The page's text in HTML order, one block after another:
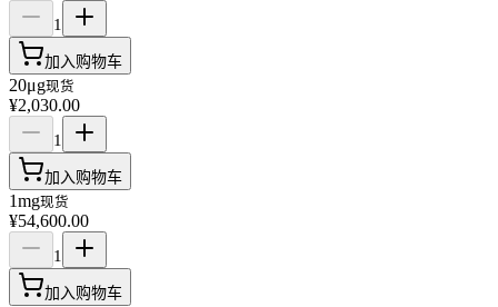
1
加入购物车
20μg现货
¥2,030.00
1
加入购物车
1mg现货
¥54,600.00
1
加入购物车